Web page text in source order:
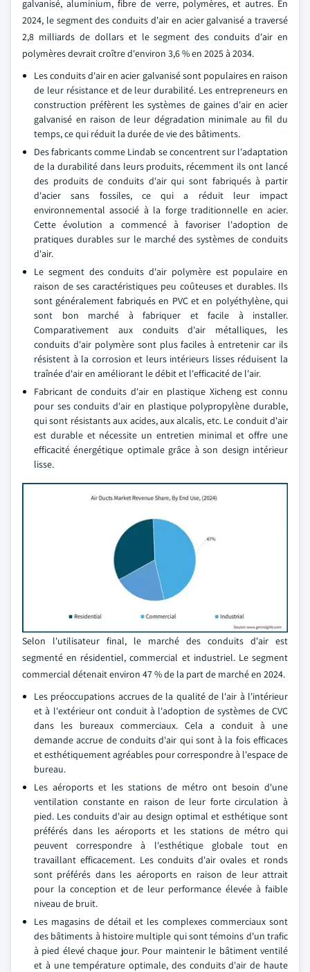
galvanisé, aluminium, fibre de verre, polymères, et autres. En
2024, le segment des conduits d'air en acier galvanisé a traversé
2,8 milliards de dollars et le segment des conduits d'air en
polymères devrait croître d'environ 3,6 % en 2025 à 2034.
Les conduits d'air en acier galvanisé sont populaires en raison
de leur résistance et de leur durabilité. Les entrepreneurs en
construction préfèrent les systèmes de gaines d'air en acier
galvanisé en raison de leur dégradation minimale au fil du
temps, ce qui réduit la durée de vie des bâtiments.
Des fabricants comme Lindab se concentrent sur l'adaptation
de la durabilité dans leurs produits, récemment ils ont lancé
des produits de conduits d'air qui sont fabriqués à partir
d'acier sans fossiles, ce qui a réduit leur impact
environnemental associé à la forge traditionnelle en acier.
Cette évolution a commencé à favoriser l'adoption de
pratiques durables sur le marché des systèmes de conduits
d'air.
Le segment des conduits d'air polymère est populaire en
raison de ses caractéristiques peu coûteuses et durables. Ils
sont généralement fabriqués en PVC et en polyéthylène, qui
sont bon marché à fabriquer et facile à installer.
Comparativement aux conduits d'air métalliques, les
conduits d'air polymère sont plus faciles à entretenir car ils
résistent à la corrosion et leurs intérieurs lisses réduisent la
traînée d'air en améliorant le débit et l'efficacité de l'air.
Fabricant de conduits d'air en plastique Xicheng est connu
pour ses conduits d'air en plastique polypropylène durable,
qui sont résistants aux acides, aux alcalis, etc. Le conduit d'air
est durable et nécessite un entretien minimal et offre une
efficacité énergétique optimale grâce à son design intérieur
lisse.
Selon l'utilisateur final, le marché des conduits d'air est
segmenté en résidentiel, commercial et industriel. Le segment
commercial détenait environ 47 % de la part de marché en 2024.
Les préoccupations accrues de la qualité de l'air à l'intérieur
et à l'extérieur ont conduit à l'adoption de systèmes de CVC
dans les bureaux commerciaux. Cela a conduit à une
demande accrue de conduits d'air qui sont à la fois efficaces
et esthétiquement agréables pour correspondre à l'espace de
bureau.
Les aéroports et les stations de métro ont besoin d'une
ventilation constante en raison de leur forte circulation à
pied. Les conduits d'air au design optimal et esthétique sont
préférés dans les aéroports et les stations de métro qui
peuvent correspondre à l'esthétique globale tout en
travaillant efficacement. Les conduits d'air ovales et ronds
sont préférés dans les aéroports en raison de leur attrait
pour la conception et de leur performance élevée à faible
niveau de bruit.
Les magasins de détail et les complexes commerciaux sont
des bâtiments à histoire multiple qui sont témoins d'un trafic
à pied élevé chaque jour. Pour maintenir le bâtiment ventilé
et à une température optimale, des conduits d'air de haute